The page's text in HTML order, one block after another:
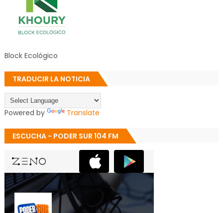
Block Ecológico
TRADUCIR LA NOTICIA
Powered by Translate
ESCUCHA - PODER SUR 104 FM